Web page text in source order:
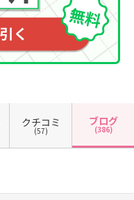
クチコミ
(57)
ブログ
(386)